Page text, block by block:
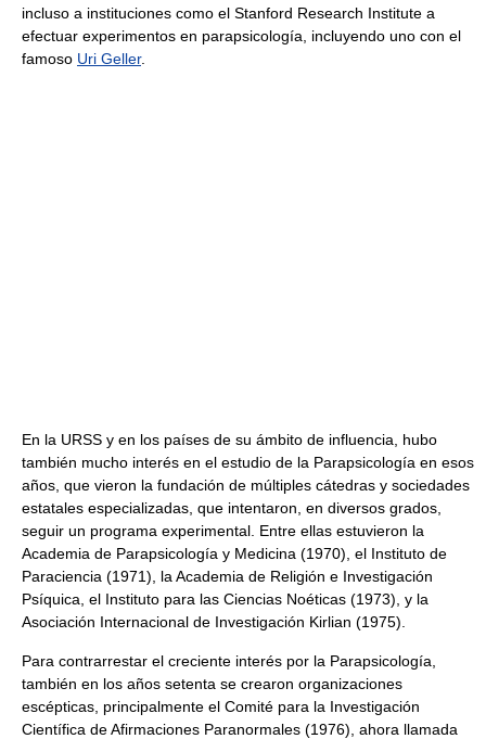
incluso a instituciones como el Stanford Research Institute a
efectuar experimentos en parapsicología, incluyendo uno con el
famoso Uri Geller.
En la URSS y en los países de su ámbito de influencia, hubo
también mucho interés en el estudio de la Parapsicología en esos
años, que vieron la fundación de múltiples cátedras y sociedades
estatales especializadas, que intentaron, en diversos grados,
seguir un programa experimental. Entre ellas estuvieron la
Academia de Parapsicología y Medicina (1970), el Instituto de
Paraciencia (1971), la Academia de Religión e Investigación
Psíquica, el Instituto para las Ciencias Noéticas (1973), y la
Asociación Internacional de Investigación Kirlian (1975).
Para contrarrestar el creciente interés por la Parapsicología,
también en los años setenta se crearon organizaciones
escépticas, principalmente el Comité para la Investigación
Científica de Afirmaciones Paranormales (1976), ahora llamada